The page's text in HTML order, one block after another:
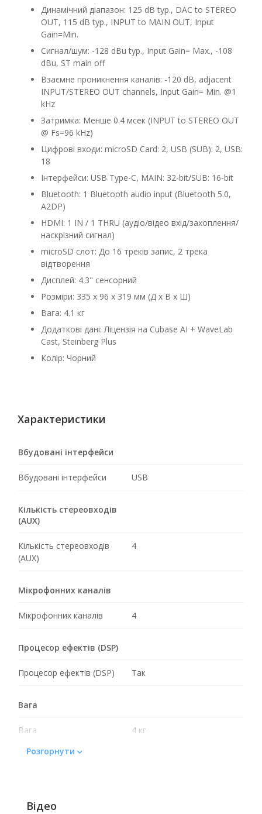
Динамічний діапазон: 125 dB typ., DAC to STEREO
OUT, 115 dB typ., INPUT to MAIN OUT, Input
Gain=Min.
Сигнал/шум: -128 dBu typ., Input Gain= Max., -108
dBu, ST main off
Взаємне проникнення каналів: -120 dB, adjacent
INPUT/STEREO OUT channels, Input Gain= Min. @1
kHz
Затримка: Менше 0.4 мсек (INPUT to STEREO OUT
@ Fs=96 kHz)
Цифрові входи: microSD Card: 2, USB (SUB): 2, USB:
18
Інтерфейси: USB Type-C, MAIN: 32-bit/SUB: 16-bit
Bluetooth: 1 Bluetooth audio input (Bluetooth 5.0,
A2DP)
HDMI: 1 IN / 1 THRU (аудіо/відео вхід/захоплення/
наскрізний сигнал)
microSD слот: До 16 треків запис, 2 трека
відтворення
Дисплей: 4.3" сенсорний
Розміри: 335 х 96 х 319 мм (Д х В х Ш)
Вага: 4.1 кг
Додаткові дані: Ліцензія на Cubase AI + WaveLab
Cast, Steinberg Plus
Колір: Чорний
Характеристики
Вбудовані інтерфейси
Вбудовані інтерфейси USB
Кількість стереовходів
(AUX)
Кількість стереовходів
(AUX)
4
Мікрофонних каналів
Мікрофонних каналів 4
Процесор ефектів (DSP)
Процесор ефектів (DSP) Так
Вага
Вага
4 кг
Розгорнути
Відео